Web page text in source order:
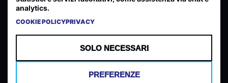
Classifica per indice di gradimento generata dall analisi di
analytics.
COOKIE POLICYPRIVACY
SOLO NECESSARI
PREFERENZE